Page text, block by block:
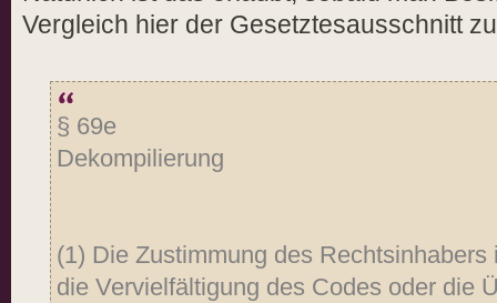
Vergleich hier der Gesetztesausschnitt
§ 69e
Dekompilierung
(1) Die Zustimmung des
die Vervielfältigung des Codes oder die